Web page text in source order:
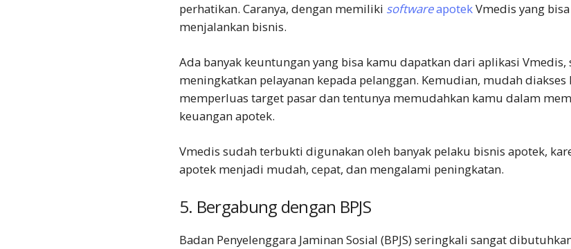
perhatikan. Caranya, dengan memiliki softwareapotekVmedis yang
menjalankan bisnis.
Ada banyak keuntungan yang bisa kamu dapatkan dari aplikasi Vmedis,
meningkatkan pelayanan kepada pelanggan. Kemudian, mudah
memperluas target pasar dan tentunya memudahkan kamu dalam
keuangan apotek.
Vmedis sudah terbukti digunakan oleh banyak pelaku bisnis apotek,
apotek menjadi mudah, cepat, dan mengalami peningkatan.
5. Bergabung dengan BPJS
Badan Penyelenggara Jaminan Sosial (BPJS) seringkali sangat